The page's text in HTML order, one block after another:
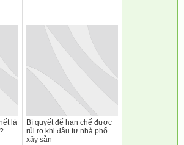
là
Bí quyết để hạn chế được
rủi ro khi đầu tư nhà phố
xây sẵn